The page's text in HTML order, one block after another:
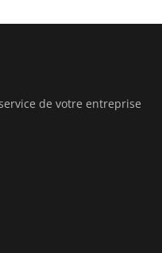
de votre entreprise